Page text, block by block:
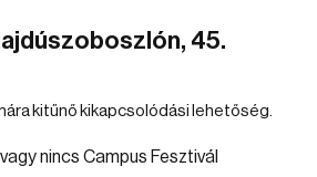
45.
kitűnő kikapcsolódási lehetőség.